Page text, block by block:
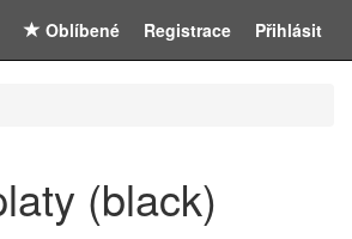
Registrace Přihlásit
Oblíbené
(black)